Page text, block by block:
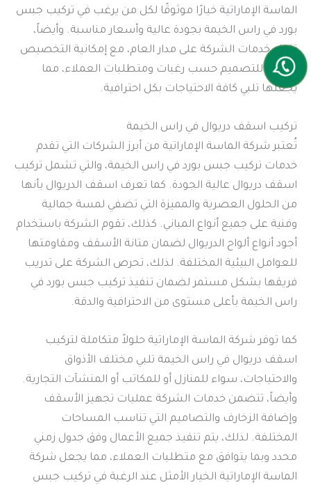
الماسة الإماراتية خيارًا موثوقًا لكل من يرغب في تركيب جبس
بورد في راس الخيمة بجودة عالية وأسعار مناسبة. وأيضاً،
تتوفر خدمات الشركة على مدار العام، مع إمكانية التخصيص
الكامل للتصميم حسب رغبات ومتطلبات العملاء، مما
يجعلها تلبي كافة الاحتياجات بكل احترافية.
تركيب اسقف دريوال في راس الخيمة
تُعتبر شركة الماسة الإماراتية من أبرز الشركات التي تقدم
خدمات تركيب جبس بورد في راس الخيمة، والتي تشمل تركيب
اسقف دريوال عالية الجودة. كما تعرف اسقف الدريوال بأنها
من الحلول العصرية والمميزة التي تضفي لمسة جمالية
وفنية على جميع أنواع المباني. كذلك، تقوم الشركة باستخدام
أجود أنواع ألواح الدريوال لضمان متانة الأسقف ومقاومتها
للعوامل البيئية المختلفة. لذلك، تحرص الشركة على تدريب
فريقها بشكل مستمر لضمان تنفيذ تركيب جبس بورد في
راس الخيمة بأعلى مستوى من الاحترافية والدقة.
كما توفر شركة الماسة الإماراتية حلولاً متكاملة لتركيب
اسقف دريوال في راس الخيمة تلبي مختلف الأذواق
والاحتياجات، سواء للمنازل أو للمكاتب أو المنشآت التجارية.
وأيضاً، تتضمن خدمات الشركة عمليات تجهيز الأسقف
وإضافة الزخارف والتصاميم التي تناسب المساحات
المختلفة. لذلك، يتم تنفيذ جميع الأعمال وفق جدول زمني
محدد وبما يتوافق مع متطلبات العملاء، مما يجعل شركة
الماسة الإماراتية الخيار الأمثل عند الرغبة في تركيب جبس